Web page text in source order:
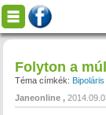
Folyton a
Téma címkék:
Janeonline